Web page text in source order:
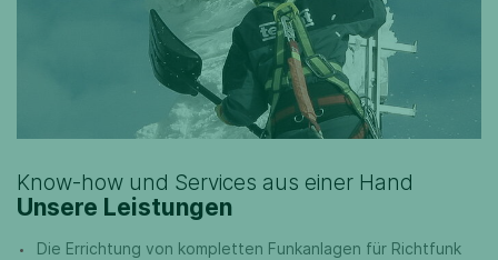
Know-how und Services aus einer Hand
Unsere Leistungen
Die Errichtung von kompletten Funkanlagen für Richtfunk